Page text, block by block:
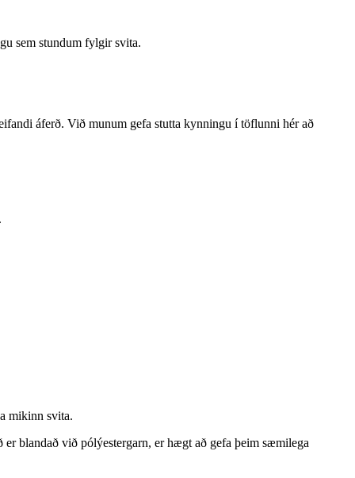
sem stundum fylgir svita.
áferð. Við munum gefa stutta kynningu í töflunni hér að
mikinn svita.
blandað við pólýestergarn, er hægt að gefa þeim sæmilega